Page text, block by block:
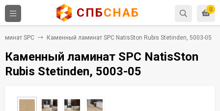
0
СПБСНАБ
SPC Каменный ламинат SPC NatisSton Rubis Stetinden, 5003-05
Каменный ламинат SPC NatisSton
Rubis Stetinden, 5003-05